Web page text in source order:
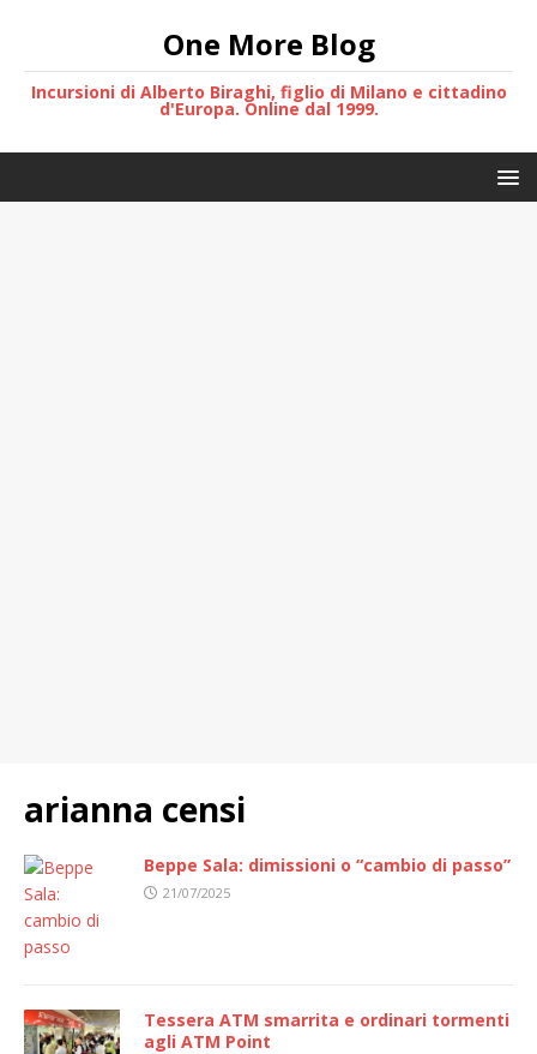
One More Blog
Incursioni di Alberto Biraghi, figlio di Milano e cittadino
d'Europa. Online dal 1999.
arianna censi
Beppe Sala: dimissioni o “cambio di passo”
21/07/2025
Tessera ATM smarrita e ordinari tormenti
agli ATM Point